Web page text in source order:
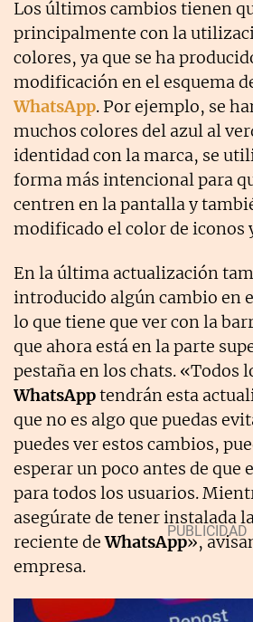
Los últimos cambios tienen
principalmente con la
colores, ya que se ha
modificación en el esquema
WhatsApp. Por ejemplo, se
muchos colores del azul al
identidad con la marca, se
forma más intencional para
centren en la pantalla y
modificado el color de iconos
En la última actualización
introducido algún cambio en
lo que tiene que ver con la
que ahora está en la parte
pestaña en los chats. «Todos
WhatsApptendrán esta
que no es algo que puedas
puedes ver estos cambios,
esperar un poco antes de que
para todos los usuarios.
asegúrate de tener instalada
reciente deWhatsApp»,
empresa.